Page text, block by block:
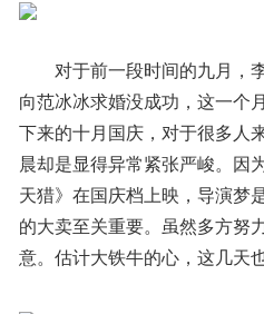
对于前一段时间的九月，
向范冰冰求婚没成功，这一个
下来的十月国庆，对于很多人
晨却是显得异常紧张严峻。因
天猎》在国庆档上映，导演梦
的大卖至关重要。虽然多方努
意。估计大铁牛的心，这几天